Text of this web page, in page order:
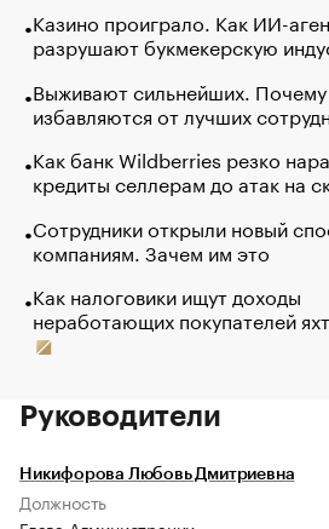
Казино проиграло. Как ИИ-
разрушают букмекерскую
Выживают сильнейших.
избавляются от лучших
Как банк Wildberries резко
кредиты селлерам до атак на
Сотрудники открыли новый
компаниям. Зачем им это
Как налоговики ищут доходы
неработающих покупателей
Руководители
Никифорова Любовь Дмитриевна
Должность